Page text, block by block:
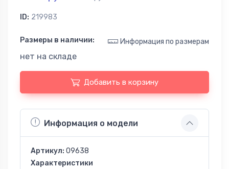
ID: 219983
Размеры в наличии: Информация по размерам
нет на складе
Добавить в корзину
Информация о модели
Артикул: 09638
Характеристики